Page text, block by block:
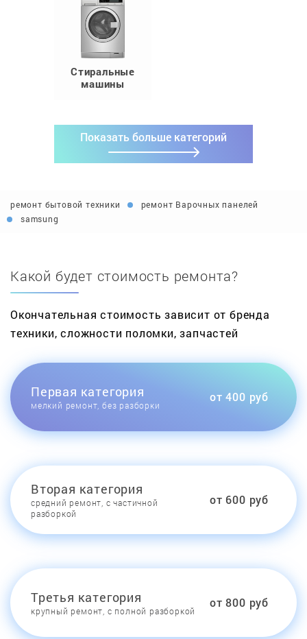
Стиральные
машины
Показать больше категорий
ремонт бытовой техники
ремонт Варочных панелей
samsung
Какой будет стоимость ремонта?
Окончательная стоимость зависит от бренда
техники, сложности поломки, запчастей
Первая категория
мелкий ремонт, без разборки
от 400 руб
Вторая категория
средний ремонт, с частичной
разборкой
от 600 руб
Третья категория
крупный ремонт, с полной разборкой
от 800 руб